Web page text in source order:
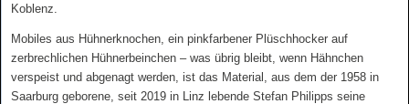
Koblenz.
Mobiles aus Hühnerknochen, ein pinkfarbener Plüschhocker auf
zerbrechlichen Hühnerbeinchen – was übrig bleibt, wenn Hähnchen
verspeist und abgenagt werden, ist das Material, aus dem der 1958 in
Saarburg geborene, seit 2019 in Linz lebende Stefan Philipps seine